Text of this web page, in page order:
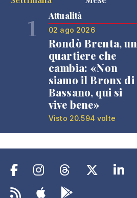
1 Attualità
02 ago 2026
Rondò Brenta, un
quartiere che
cambia: «Non
siamo il Bronx di
Bassano, qui si
vive bene»
Visto 20.594 volte